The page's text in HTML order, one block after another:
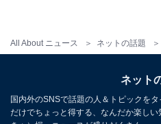
All About ニュース ネットの話題
ネット
国内外のSNSで話題の人＆トピックを
だけでちょっと得する、なんだか楽し